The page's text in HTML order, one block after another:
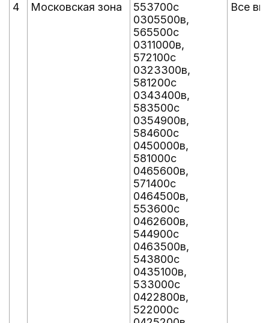
4 Московская зона
553700с
0305500в,
565500с
0311000в,
572100с
0323300в,
581200с
0343400в,
583500с
0354900в,
584600с
0450000в,
581000с
0465600в,
571400с
0464500в,
553600с
0462600в,
544900с
0463500в,
543800с
0435100в,
533000с
0422800в,
522000с
Все